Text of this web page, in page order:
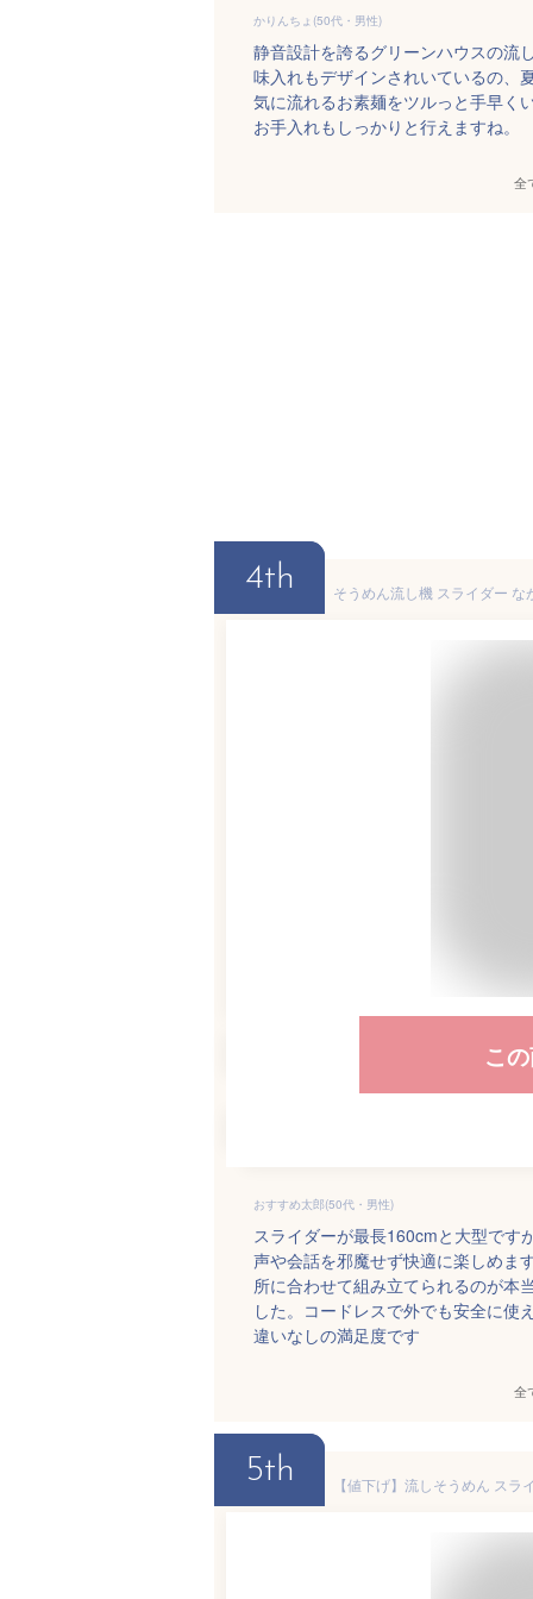
かりんちょ(50代・男性)
静音設計を誇るグリーンハウスの流
味入れもデザインされいているの、
気に流れるお素麺をツルっと手早く
お手入れもしっかりと行えますね。
全
4th
こ
おすすめ太郎(50代・男性)
スライダーが最長160cmと大型です
声や会話を邪魔せず快適に楽しめま
所に合わせて組み立てられるのが本
した。コードレスで外でも安全に使
違いなしの満足度です
全
5th